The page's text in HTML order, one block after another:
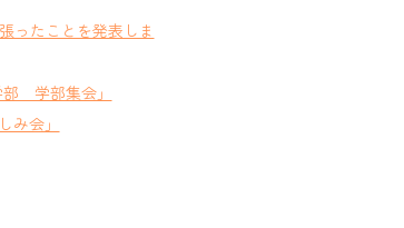
ったことを発表しま
部 学部集会」
会」